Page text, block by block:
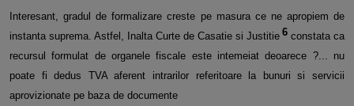
Interesant, gradul de formalizare creste pe masura ce ne apropiem de
instanta suprema. Astfel, Inalta Curte de Casatie si Justitie 6 constata ca
recursul formulat de organele fiscale este intemeiat deoarece ?... nu
poate fi dedus TVA aferent intrarilor referitoare la bunuri si servicii
aprovizionate pe baza de documente